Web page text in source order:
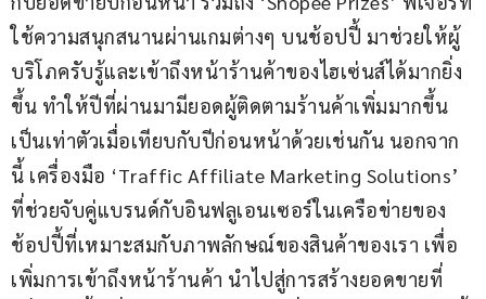
ใช้ความสนุกสนานผ่านเกมต่างๆ บนช้อปปี้ มาช่วยให้ผู้
บริโภครับรู้และเข้าถึงหน้าร้านค้าของไฮเซ่นส์ได้มากยิ่ง
ขึ้น ทำให้ปีที่ผ่านมามียอดผู้ติดตามร้านค้าเพิ่มมากขึ้น
เป็นเท่าตัวเมื่อเทียบกับปีก่อนหน้าด้วยเช่นกัน นอกจาก
นี้ เครื่องมือ ‘Traffic Affiliate Marketing Solutions’
ที่ช่วยจับคู่แบรนด์กับอินฟลูเอนเซอร์ในเครือข่ายของ
ช้อปปี้ที่เหมาะสมกับภาพลักษณ์ของสินค้าของเรา เพื่อ
เพิ่มการเข้าถึงหน้าร้านค้า นำไปสู่การสร้างยอดขายที่